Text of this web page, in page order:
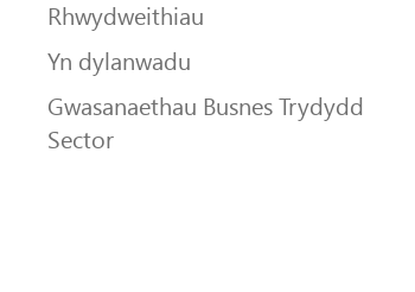
Rhwydweithiau
Yn dylanwadu
Gwasanaethau Busnes Trydydd
Sector